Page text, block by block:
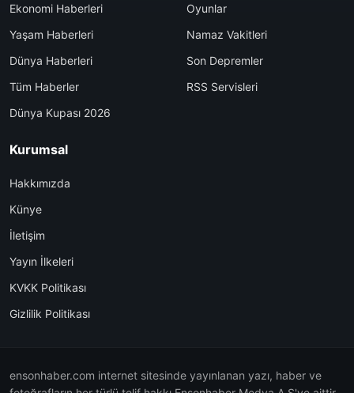
Ekonomi Haberleri
Yaşam Haberleri
Dünya Haberleri
Tüm Haberler
Dünya Kupası 2026
Oyunlar
Namaz Vakitleri
Son Depremler
RSS Servisleri
Kurumsal
Hakkımızda
Künye
İletişim
Yayın İlkeleri
KVKK Politikası
Gizlilik Politikası
ensonhaber.com internet sitesinde yayınlanan yazı, haber ve